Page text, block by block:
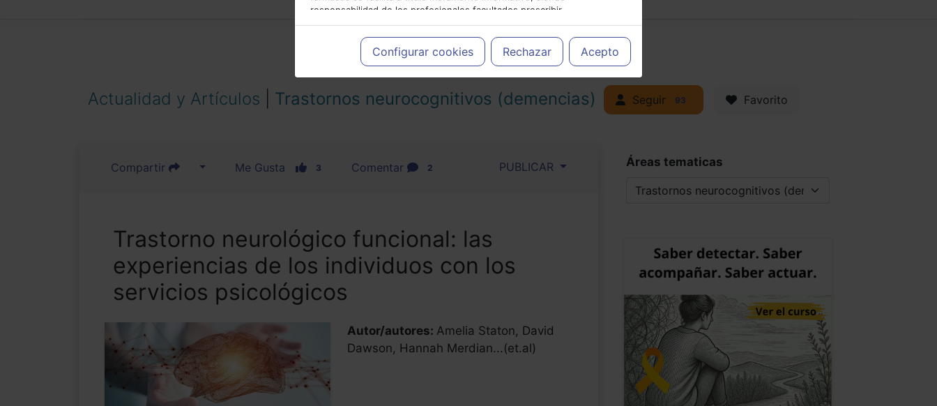
responsabilidad de los profesionales facultados prescribir
medicamentos y decidir, en cada caso concreto, el tratamiento más
adecuado a las necesidades del paciente.
Configurar cookies Rechazar Acepto
Actualidad y Artículos Trastornos neurocognitivos (demencias) Seguir 93 Favorito
Compartir Me Gusta 3 Comentar 2 PUBLICAR
Trastorno neurológico funcional: las
experiencias de los individuos con los
servicios psicológicos
Autor/autores: Amelia Staton, David
Dawson, Hannah Merdian...(et.al)
Áreas tematicas